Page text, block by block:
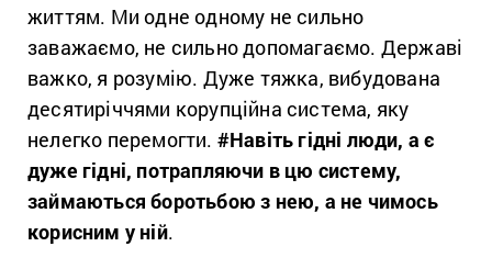
життям. Ми одне одному не сильно
заважаємо, не сильно допомагаємо. Державі
важко, я розумію. Дуже тяжка, вибудована
десятиріччями корупційна система, яку
нелегко перемогти. #Навіть гідні люди, а є
дуже гідні, потрапляючи в цю систему,
займаються боротьбою з нею, а не чимось
корисним у ній.